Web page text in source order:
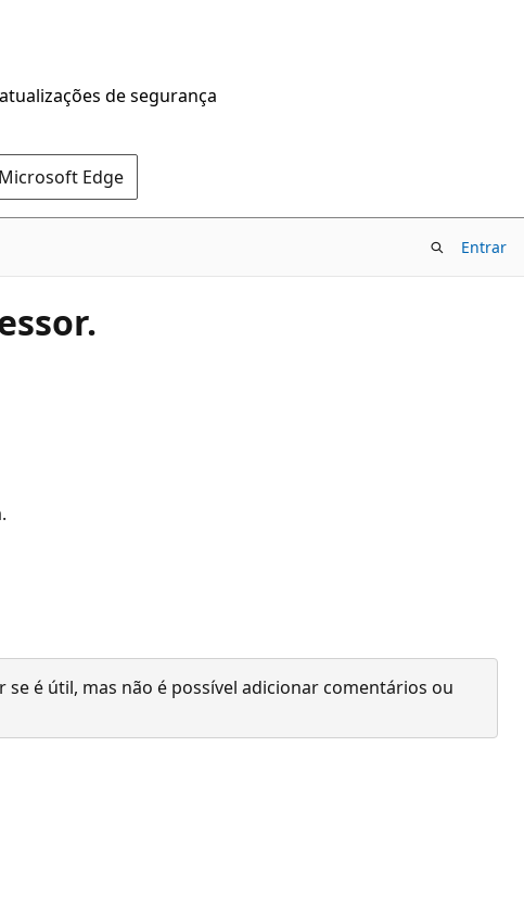
de segurança
Edge
Entrar
é útil, mas não é possível adicionar comentários ou